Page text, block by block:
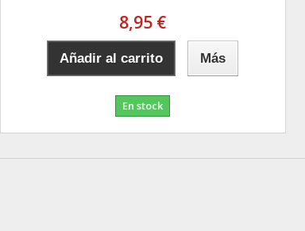
8,95 €
Añadir al carrito Más
En stock